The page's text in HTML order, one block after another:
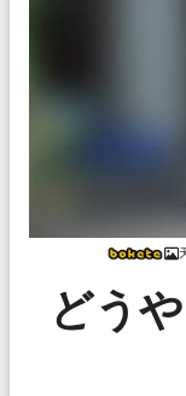
どう